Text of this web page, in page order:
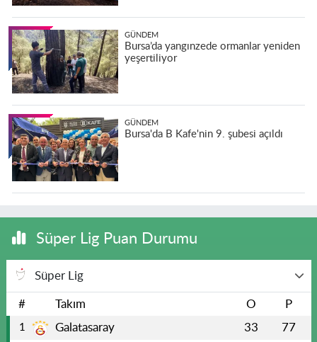
GÜNDEM
Bursa’da yangınzede ormanlar yeniden
yeşertiliyor
GÜNDEM
Bursa'da B Kafe'nin 9. şubesi açıldı
Süper Lig Puan Durumu
Süper Lig
# Takım O P
1 Galatasaray 33 77